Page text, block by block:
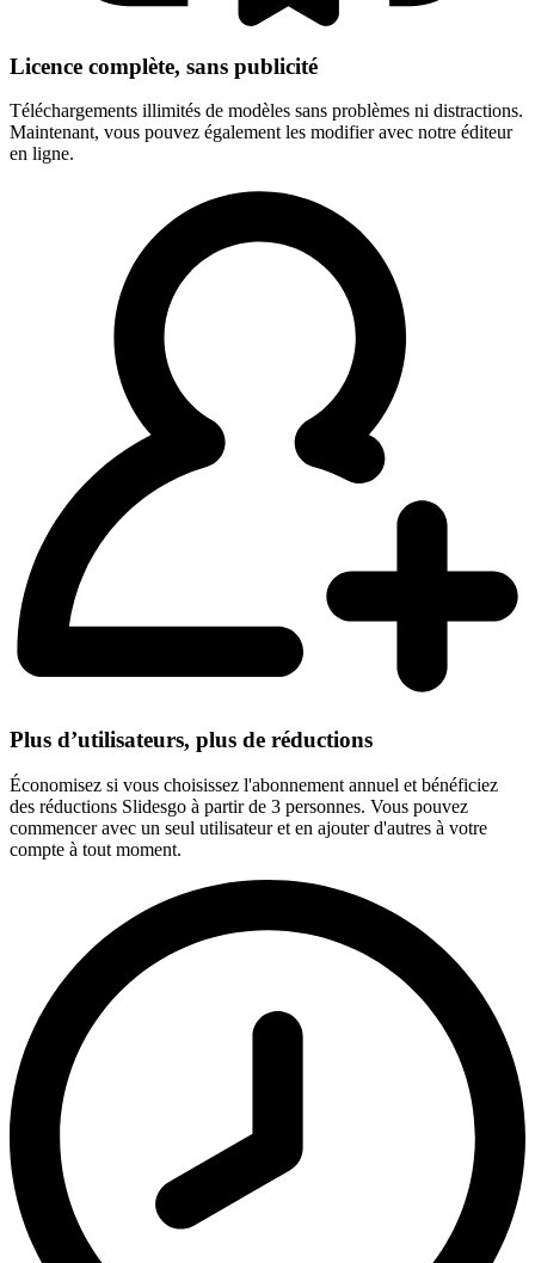
Licence complète, sans publicité
Téléchargements illimités de modèles sans problèmes ni distractions.
Maintenant, vous pouvez également les modifier avec notre éditeur
en ligne.
Plus d’utilisateurs, plus de réductions
Économisez si vous choisissez l'abonnement annuel et bénéficiez
des réductions Slidesgo à partir de 3 personnes. Vous pouvez
commencer avec un seul utilisateur et en ajouter d'autres à votre
compte à tout moment.